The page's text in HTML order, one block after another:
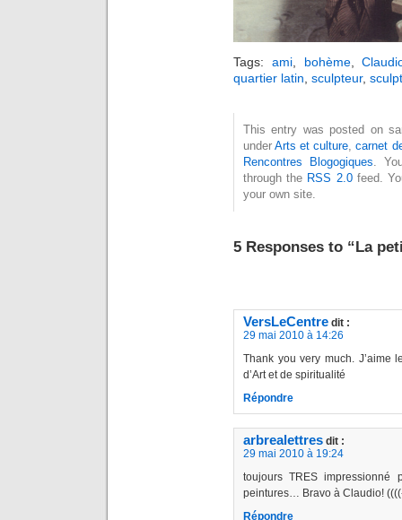
Tags: ami, bohème,
quartier latin sculpteur,
This entry was posted on
underArts et culture ,carnet
Rencontres Blogogiques .
through the RSS 2.0feed.
your own site.
5 Responses to “La
VersLeCentre dit :
29 mai 2010 à 14:26
Thank you very much. J’aime
d’Art et de spiritualité
Répondre
arbrealettres dit :
29 mai 2010 à 19:24
toujours TRES
peintures… Bravo à Claudio!
Répondre